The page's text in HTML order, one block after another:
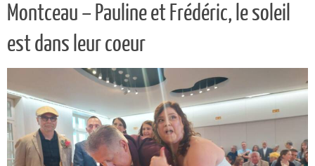
Montceau – Pauline et Frédéric, le soleil
est dans leur coeur